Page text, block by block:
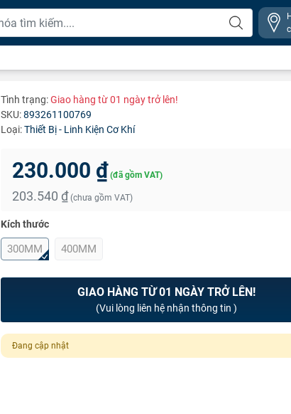
Tình trạng:Giao hàng từ 01 ngày trở lên!
SKU:893261100769
Loại:Thiết Bị - Linh Kiện Cơ Khí
230.000 ₫ (đã gồm VAT)
203.540 ₫ (chưa gồm VAT)
Kích thước
300MM 400MM
GIAO HÀNG TỪ 01 NGÀY TRỞ LÊN!
(Vui lòng liên hệ nhận thông tin )
Đang cập nhật